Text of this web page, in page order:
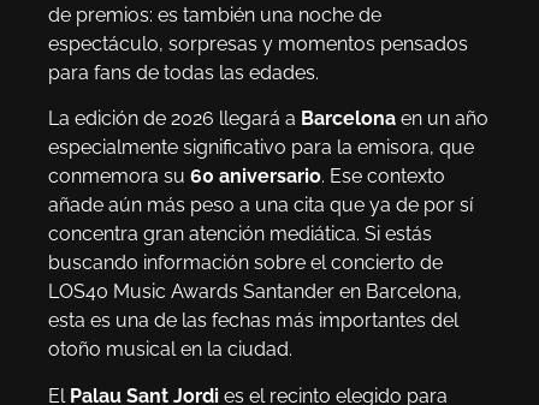
de premios: es también una noche de
espectáculo, sorpresas y momentos pensados
para fans de todas las edades.
La edición de 2026 llegará a Barcelona en un año
especialmente significativo para la emisora, que
conmemora su 60 aniversario. Ese contexto
añade aún más peso a una cita que ya de por sí
concentra gran atención mediática. Si estás
buscando información sobre el concierto de
LOS40 Music Awards Santander en Barcelona,
esta es una de las fechas más importantes del
otoño musical en la ciudad.
El Palau Sant Jordi es el recinto elegido para